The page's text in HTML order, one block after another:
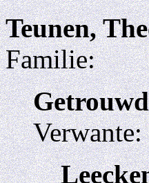
Teunen,
Familie:
Verwante: